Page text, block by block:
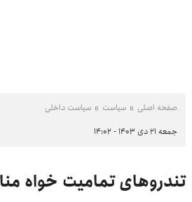
صفحه اصلی سیاست سیاست داخلی
جمعه ۲۱ دی ۱۴۰۳ - ۱۴:۰۲
تندروهای تمامیت خواه